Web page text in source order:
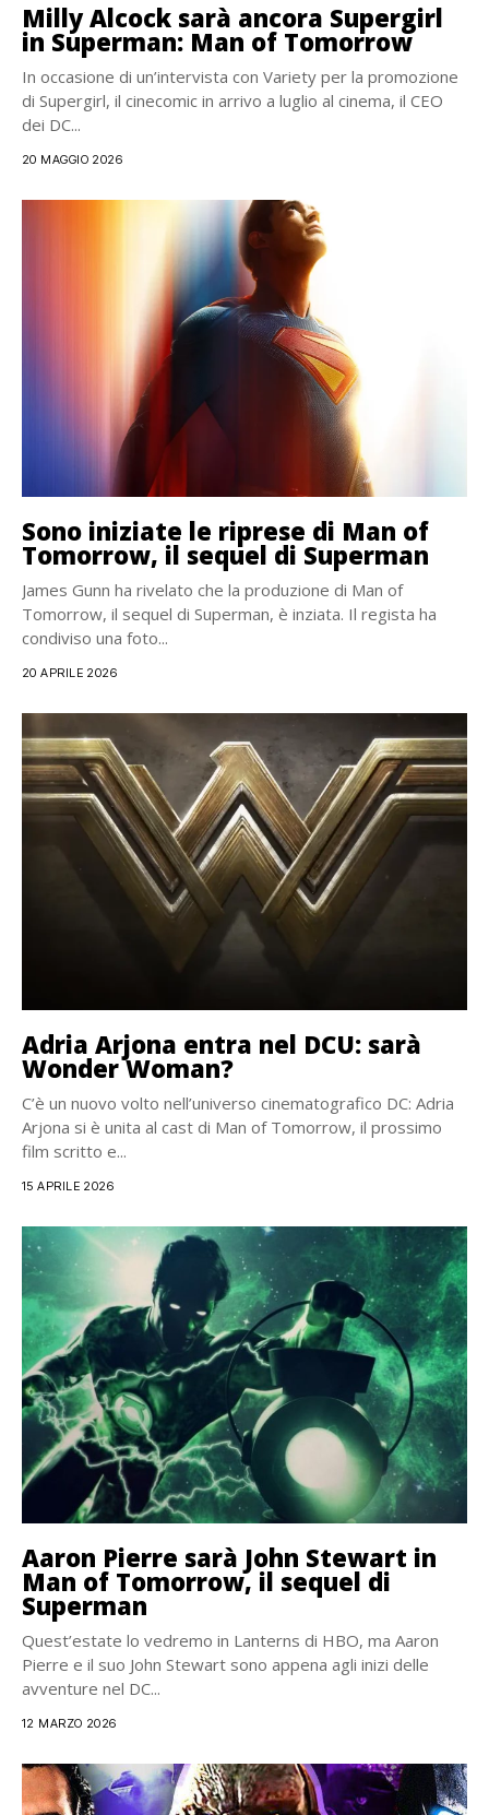
Milly Alcock sarà ancora Supergirl
in Superman: Man of Tomorrow
In occasione di un’intervista con Variety per la promozione
di Supergirl, il cinecomic in arrivo a luglio al cinema, il CEO
dei DC...
20 MAGGIO 2026
Sono iniziate le riprese di Man of
Tomorrow, il sequel di Superman
James Gunn ha rivelato che la produzione di Man of
Tomorrow, il sequel di Superman, è inziata. Il regista ha
condiviso una foto...
20 APRILE 2026
Adria Arjona entra nel DCU: sarà
Wonder Woman?
C’è un nuovo volto nell’universo cinematografico DC: Adria
Arjona si è unita al cast di Man of Tomorrow, il prossimo
film scritto e...
15 APRILE 2026
Aaron Pierre sarà John Stewart in
Man of Tomorrow, il sequel di
Superman
Quest’estate lo vedremo in Lanterns di HBO, ma Aaron
Pierre e il suo John Stewart sono appena agli inizi delle
avventure nel DC...
12 MARZO 2026